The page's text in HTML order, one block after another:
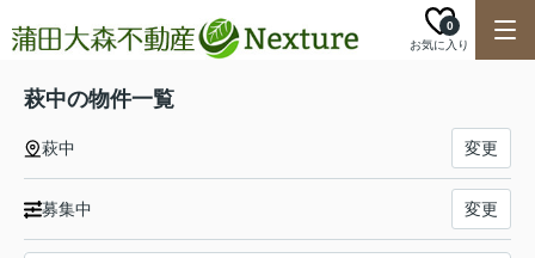
お気に入り
0
萩中の物件一覧
萩中 変更
募集中 変更